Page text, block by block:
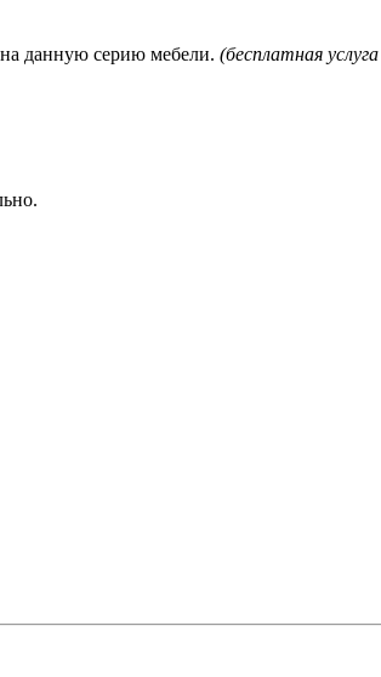
данную серию мебели. (бесплатная